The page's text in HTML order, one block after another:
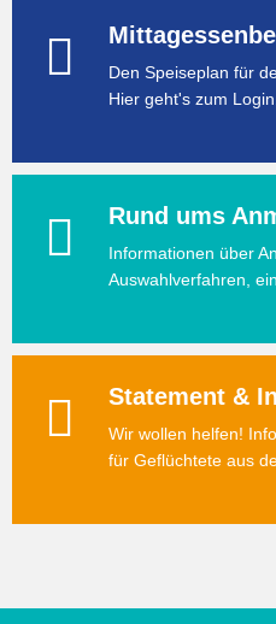
Den Speiseplan für
Hier geht's zum Login.
Rund ums
Informationen über
Auswahlverfahren,
Statement &
Wir wollen helfen!
für Geflüchtete aus